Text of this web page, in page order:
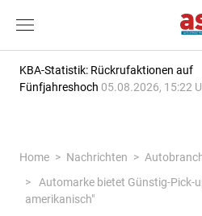
KBA-Statistik: Rückrufaktionen auf
Fünfjahreshoch 05.08.2026, 15:22
Home Nachrichten
Automarke bietet Günstig-Pick-
amerikanisch"